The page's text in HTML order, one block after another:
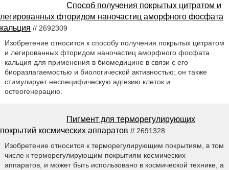
Способ получения покрытых цитратом и
легированных фторидом наночастиц аморфного фосфата
кальция // 2692309
Изобретение относится к способу получения покрытых цитратом
и легированных фторидом наночастиц аморфного фосфата
кальция для применения в биомедицине в связи с его
биоразлагаемостью и биологической активностью; он также
стимулирует неспецифическую адгезию клеток и
остеогенерацию.
Пигмент для терморегулирующих
покрытий космических аппаратов // 2691328
Изобретение относится к терморегулирующим покрытиям, в том
числе к терморегулирующим покрытиям космических
аппаратов, и может быть использовано в космической технике, а